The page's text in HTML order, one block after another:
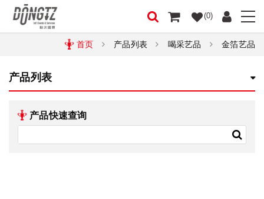
(0)
首页 产品列表 喝采艺品 金箔艺品
产品列表
产品快速查询